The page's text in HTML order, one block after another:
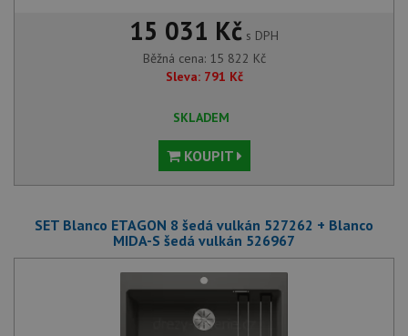
15 031 Kč s DPH
Běžná cena: 15 822 Kč
Sleva: 791 Kč
SKLADEM
KOUPIT
SET Blanco ETAGON 8 šedá vulkán 527262 + Blanco
MIDA-S šedá vulkán 526967